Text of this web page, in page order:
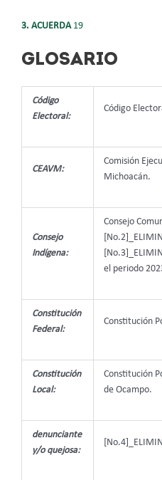
3. ACUERDA19
GLOSARIO
Código
Electoral:
Código
CEAVM:
Comisión
Michoacán.
Consejo
Indígena:
Consejo
el periodo
Constitución
Federal:
Constitución
Constitución
Local:
Constitución
de Ocampo.
denunciante
y/o quejosa: